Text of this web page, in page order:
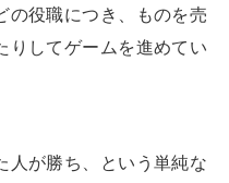
の役職につき、ものを売
りしてゲームを進めてい
人が勝ち、という単純な